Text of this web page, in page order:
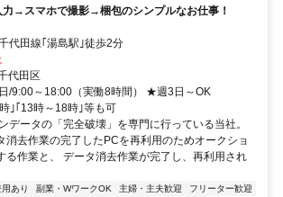
力→スマホで撮影→梱包のシンプルなお仕事！
代田線｢湯島駅｣徒歩2分
代田区
/9:00～18:00（実働8時間） ★週3日～OK
｣｢13時～18時｣等も可
データの「完全破壊」を専門に行っている当社。
消去作業の完了したPCを再利用のためオークショ
る作業と、 データ消去作業が完了し、再利用され
あり 副業・WワークOK 主婦・主夫歓迎
フリーター歓迎